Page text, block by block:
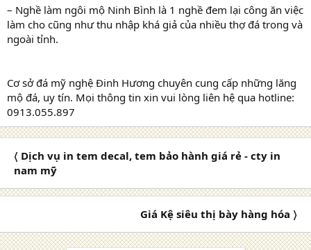
– Nghề làm ngôi mộ Ninh Bình là 1 nghề đem lại công ăn việc
làm cho cũng như thu nhập khá giả của nhiều thợ đá trong và
ngoài tỉnh.
Cơ sở đá mỹ nghệ Đinh Hương chuyên cung cấp những lăng
mộ đá, uy tín. Mọi thông tin xin vui lòng liên hệ qua hotline:
0913.055.897
〈 Dịch vụ in tem decal, tem bảo hành giá rẻ - cty in
nam mỹ
Giá Kệ siêu thị bày hàng hóa 〉